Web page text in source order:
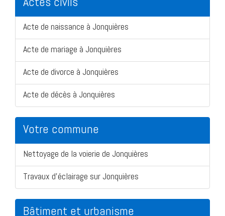
Acte de naissance à Jonquières
Acte de mariage à Jonquières
Acte de divorce à Jonquières
Acte de décès à Jonquières
Votre commune
Nettoyage de la voierie de Jonquières
Travaux d'éclairage sur Jonquières
Bâtiment et urbanisme